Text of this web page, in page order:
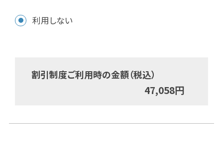
利用しない
割引制度ご利用時の金額（税込）
47,058円